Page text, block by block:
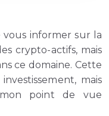
informer sur la
crypto-actifs, mais
ce domaine. Cette
mais
point de vue